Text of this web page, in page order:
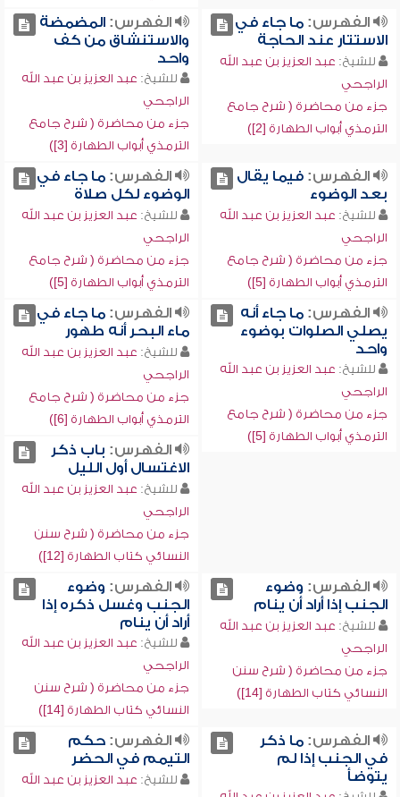
الفهرس:ما جاء في
الاستتار عند الحاجة
للشيخ: عبد العزيز بن عبد الله
الراجحي
جزء من محاضرة ( شرح جامع
الترمذي أبواب الطهارة [2])
الفهرس:المضمضة
والاستنشاق من كف
واحد
للشيخ: عبد العزيز بن عبد الله
الراجحي
جزء من محاضرة ( شرح جامع
الترمذي أبواب الطهارة [3])
الفهرس:فيما يقال
بعد الوضوء
للشيخ: عبد العزيز بن عبد الله
الراجحي
جزء من محاضرة ( شرح جامع
الترمذي أبواب الطهارة [5])
الفهرس:ما جاء في
الوضوء لكل صلاة
للشيخ: عبد العزيز بن عبد الله
الراجحي
جزء من محاضرة ( شرح جامع
الترمذي أبواب الطهارة [5])
الفهرس:ما جاء أنه
يصلي الصلوات بوضوء
واحد
للشيخ: عبد العزيز بن عبد الله
الراجحي
جزء من محاضرة ( شرح جامع
الترمذي أبواب الطهارة [5])
الفهرس:ما جاء في
ماء البحر أنه طهور
للشيخ: عبد العزيز بن عبد الله
الراجحي
جزء من محاضرة ( شرح جامع
الترمذي أبواب الطهارة [6])
الفهرس: باب ذكر
الاغتسال أول الليل
للشيخ: عبد العزيز بن عبد الله
الراجحي
جزء من محاضرة ( شرح سنن
النسائي كتاب الطهارة [12])
الفهرس: وضوء
الجنب إذا أراد أن ينام
للشيخ: عبد العزيز بن عبد الله
الراجحي
جزء من محاضرة ( شرح سنن
النسائي كتاب الطهارة [14])
الفهرس: وضوء
الجنب وغسل ذكره إذا
أراد أن ينام
للشيخ: عبد العزيز بن عبد الله
الراجحي
جزء من محاضرة ( شرح سنن
النسائي كتاب الطهارة [14])
الفهرس:ما ذكر
في الجنب إذا لم
يتوضأ
الفهرس:حكم
التيمم في الحضر
للشيخ: عبد العزيز بن عبد الله